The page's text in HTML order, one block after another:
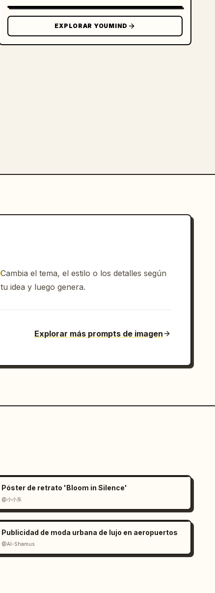
EXPLORAR YOUMIND
Cambia el tema, el estilo o los detalles según
tu idea y luego genera.
Explorar más prompts de imagen
Póster de retrato 'Bloom in Silence'
@小小东
Publicidad de moda urbana de lujo en aeropuertos
@Al-Shamus